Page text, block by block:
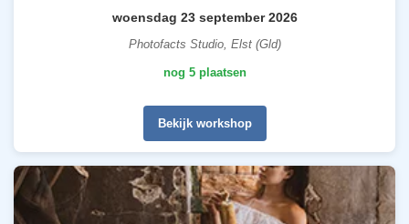
woensdag 23 september 2026
Photofacts Studio, Elst (Gld)
nog 5 plaatsen
Bekijk workshop